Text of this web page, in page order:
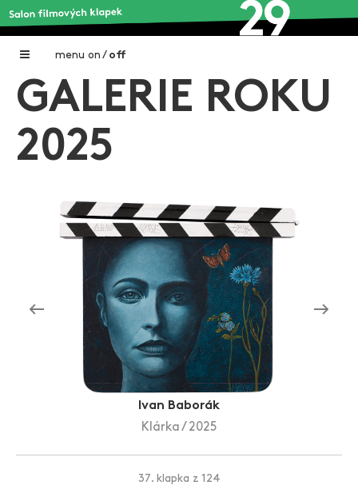
menu on / off
Home
Galerie filmových klapek
O projektu
Aktuální výstavy
Aukce filmových klapek
Aktuality
Zlín Film Festival
GALERIE ROKU
2025
Ivan Baborák
Klárka / 2025
37. klapka z 124